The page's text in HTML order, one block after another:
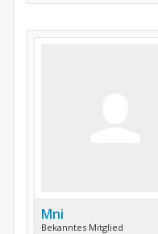
Mni
Bekanntes Mitglied